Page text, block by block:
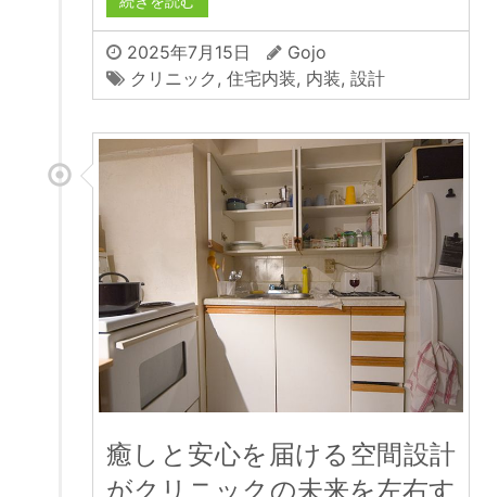
2025年7月15日
Gojo
クリニック , 住宅内装, 内装, 設計
癒しと安心を届ける空間設計
がクリニックの未来を左右す